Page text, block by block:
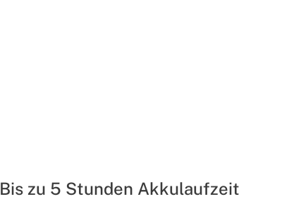
Bis zu 5 Stunden Akkulaufzeit